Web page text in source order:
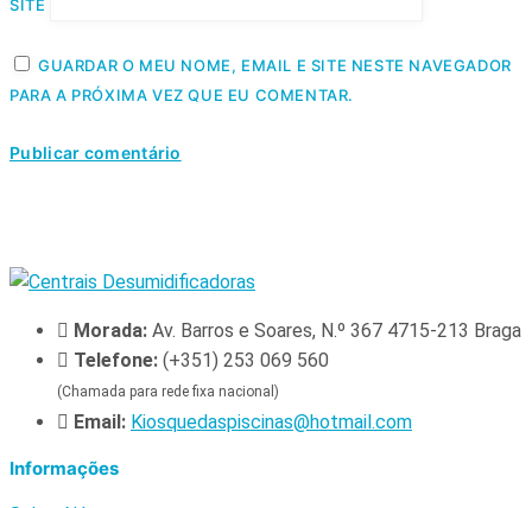
SITE
GUARDAR O MEU NOME, EMAIL E SITE NESTE NAVEGADOR
PARA A PRÓXIMA VEZ QUE EU COMENTAR.
Morada: Av. Barros e Soares, N.º 367 4715-213 Braga
Telefone: (+351) 253 069 560
(Chamada para rede fixa nacional)
Email: Kiosquedaspiscinas@hotmail.com
Informações